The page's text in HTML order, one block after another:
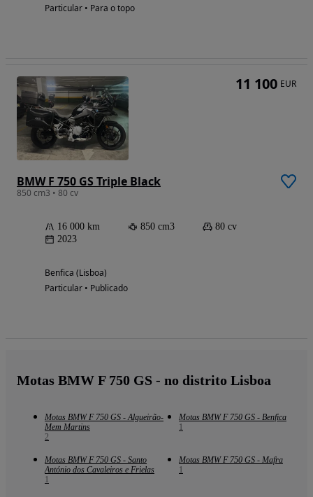
Particular • Para o topo
BMW F 750 GS Triple Black
850 cm3 • 80 cv
16 000 km 850 cm3
80 cv
2023
Benfica (Lisboa)
Particular • Publicado
11 100 EUR
Motas BMW F 750 GS - no distrito Lisboa
Motas BMW F 750 GS - Algueirão-
Mem Martins
2
Motas BMW F 750 GS - Benfica
1
Motas BMW F 750 GS - Santo
António dos Cavaleiros e Frielas
1
Motas BMW F 750 GS - Mafra
1